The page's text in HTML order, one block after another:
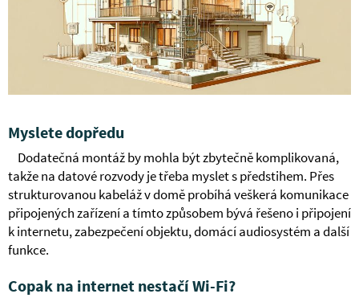
Myslete dopředu
Dodatečná montáž by mohla být zbytečně komplikovaná,
takže na datové rozvody je třeba myslet s předstihem. Přes
strukturovanou kabeláž v domě probíhá veškerá komunikace
připojených zařízení a tímto způsobem bývá řešeno i připojení
k internetu, zabezpečení objektu, domácí audiosystém a další
funkce.
Copak na internet nestačí Wi-Fi?